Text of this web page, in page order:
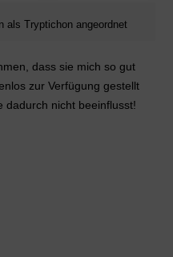
als Tryptichon angeordnet
dass sie mich so gut
zur Verfügung gestellt
dadurch nicht beeinflusst!